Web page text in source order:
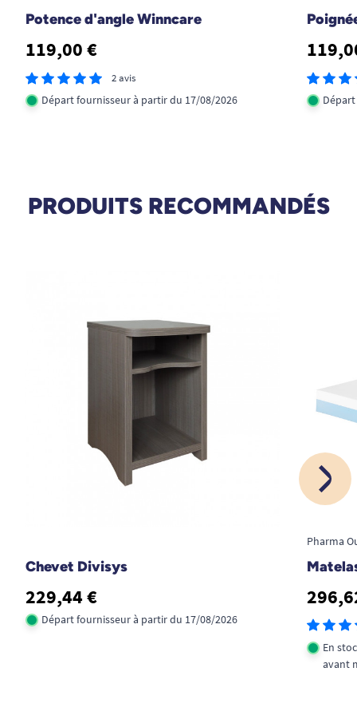
Potence d'angle Winncare
119,00 €
2 avis
Départ fournisseur à partir du 17/08/2026
PRODUITS RECOMMANDÉS
Chevet Divisys
229,44 €
Départ fournisseur à partir du 17/08/2026
Pharma
En
avant